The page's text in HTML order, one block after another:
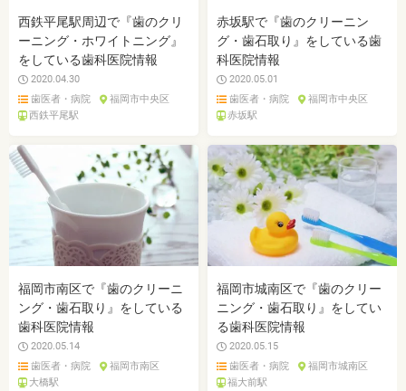
西鉄平尾駅周辺で『歯のクリ
ーニング・ホワイトニング』
をしている歯科医院情報
2020.04.30
歯医者・病院
福岡市中央区
西鉄平尾駅
赤坂駅で『歯のクリーニン
グ・歯石取り』をしている歯
科医院情報
2020.05.01
歯医者・病院
福岡市中央区
赤坂駅
福岡市南区で『歯のクリーニ
ング・歯石取り』をしている
歯科医院情報
2020.05.14
歯医者・病院
福岡市南区
大橋駅
福岡市城南区で『歯のクリー
ニング・歯石取り』をしてい
る歯科医院情報
2020.05.15
歯医者・病院
福岡市城南区
福大前駅